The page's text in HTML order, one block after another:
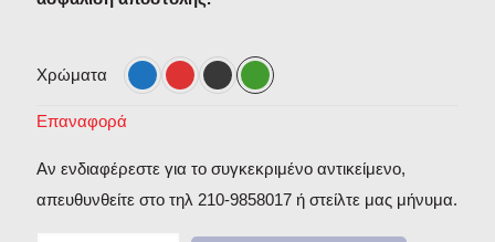
Χρώματα
Επαναφορά
Αν ενδιαφέρεστε για το συγκεκριμένο αντικείμενο,
απευθυνθείτε στο τηλ 210-9858017 ή στείλτε μας μήνυμα.